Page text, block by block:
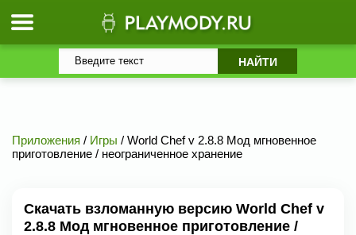
Приложения / Игры / World Chef v 2.8.8 Мод мгновенное
приготовление / неограниченное хранение
Скачать взломанную версию World Chef v
2.8.8 Мод мгновенное приготовление /